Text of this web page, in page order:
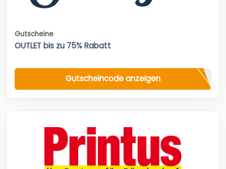
Gutscheine
OUTLET bis zu 75% Rabatt
Gutscheincode anzeigen